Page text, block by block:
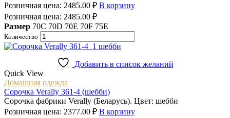
Розничная цена: 2485.00 ₽ В корзину
Розничная цена: 2485.00 ₽
Размер 70C 70D 70E 70F 75E
Количество
Добавить в список желаний
Quick View
Домашняя одежда
Сорочка Verally 361-4 (шебби)
Сорочка фабрики Verally (Беларусь). Цвет: шебби
Розничная цена: 2377.00 ₽ В корзину